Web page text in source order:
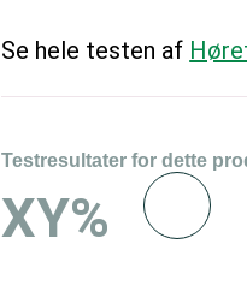
Se hele testen af
Testresultater for dette
XY%